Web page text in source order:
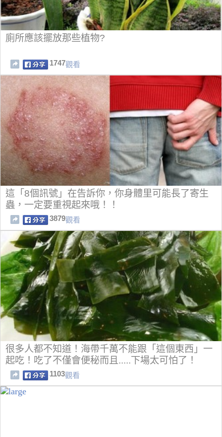
廁所應該擺放那些植物?
1747觀看
這「8個訊號」在告訴你，你身體里可能長了寄生
蟲，一定要重視起來哦！！
3879觀看
很多人都不知道！海帶千萬不能跟「這個東西」一
起吃！吃了不僅會便秘而且.....下場太可怕了！
1103觀看